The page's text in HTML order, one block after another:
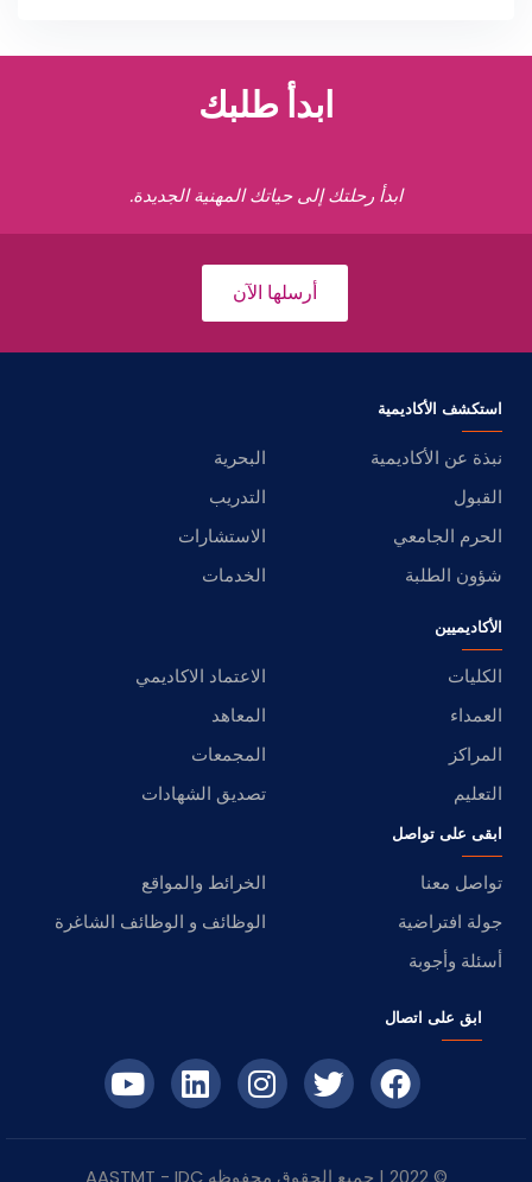
ابدأ طلبك
ابدأ رحلتك إلى حياتك المهنية الجديدة.
أرسلها الآن
استكشف الأكاديمية
نبذة عن الأكاديمية
البحرية
القبول
التدريب
الحرم الجامعي
الاستشارات
شؤون الطلبة
الخدمات
الأكاديميين
الكليات
الاعتماد الاكاديمي
العمداء
المعاهد
المراكز
المجمعات
التعليم
تصديق الشهادات
ابقى على تواصل
تواصل معنا
الخرائط والمواقع
جولة افتراضية
الوظائف و الوظائف الشاغرة
أسئلة وأجوبة
ابق على اتصال
© 2022 | جميع الحقوق محفوظه IDC
- AASTMT